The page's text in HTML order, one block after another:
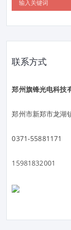
联系方式
郑州旗锋光电科技
郑州市新郑市龙湖
0371-55881171
15981832001